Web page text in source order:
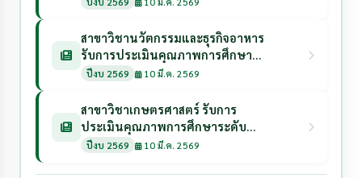
สาขาวิชานวัตกรรมและธุรกิจอาหาร
รับการประเมินคุณภาพการศึกษา
ระดับหลักสูตร ประจำปีการศึกษา
ปีงบ 2569 10 มี.ค. 2569
สาขาวิชาเกษตรศาสตร์ รับการ
ประเมินคุณภาพการศึกษาระดับ
หลักสูตร ประจำปีการศึกษา 2568 วัน
ปีงบ 2569 10 มี.ค. 2569